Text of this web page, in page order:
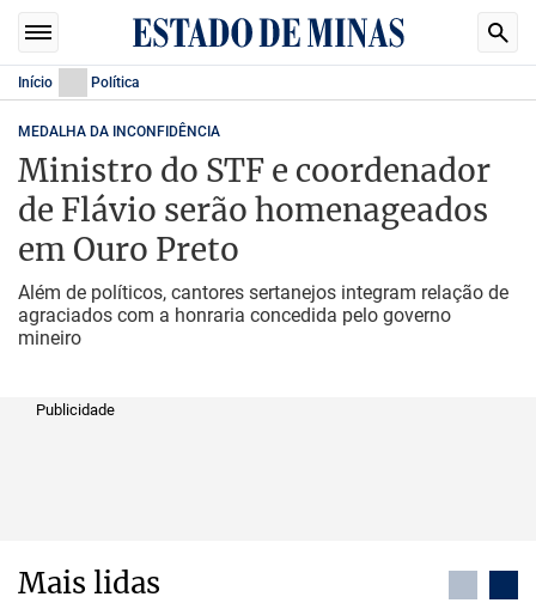
Início Política
MEDALHA DA INCONFIDÊNCIA
Ministro do STF e coordenador
de Flávio serão homenageados
em Ouro Preto
Além de políticos, cantores sertanejos integram relação de
agraciados com a honraria concedida pelo governo
mineiro
Publicidade
Mais lidas